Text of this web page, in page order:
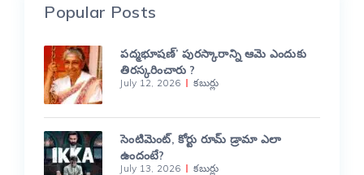
Popular Posts
పద్మభూషణ్’ పురస్కారాన్ని ఆమె ఎందుకు
తిరస్కరించారు ?
July 12, 2026 కబుర్లు
సెంటిమెంట్, కోర్టు రూమ్ డ్రామా ఎలా
ఉందంటే?
July 13, 2026 కబుర్లు